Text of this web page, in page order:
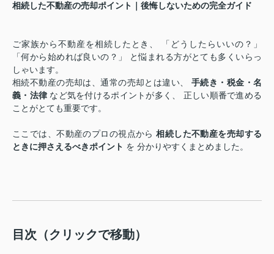
相続した不動産の売却ポイント｜後悔しないための完全ガイド
ご家族から不動産を相続したとき、 「どうしたらいいの？」
「何から始めれば良いの？」 と悩まれる方がとても多くいらっ
しゃいます。
相続不動産の売却は、通常の売却とは違い、 手続き・税金・名
義・法律など気を付けるポイントが多く、 正しい順番で進める
ことがとても重要です。
ここでは、不動産のプロの視点から相続した不動産を売却する
ときに押さえるべきポイント を 分かりやすくまとめました。
目次（クリックで移動）